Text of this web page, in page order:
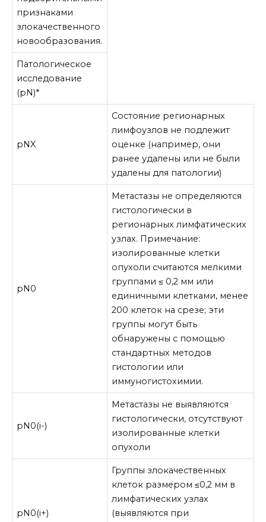
признаками
злокачественного
новообразования.
Патологическое
исследование
(pN)*
pNX
Состояние регионарных
лимфоузлов не подлежит
оценке (например, они
ранее удалены или не были
удалены для патологии)
pN0
Метастазы не определяются
гистологически в
регионарных лимфатических
узлах. Примечание:
изолированные клетки
опухоли считаются мелкими
группами ≤ 0,2 мм или
единичными клетками, менее
200 клеток на срезе; эти
группы могут быть
обнаружены с помощью
стандартных методов
гистологии или
иммуногистохимии.
pN0(i-)
Метастазы не выявляются
гистологически, отсутствуют
изолированные клетки
опухоли
pN0(i+)
Группы злокачественных
клеток размером ≤0,2 мм в
лимфатических узлах
(выявляются при